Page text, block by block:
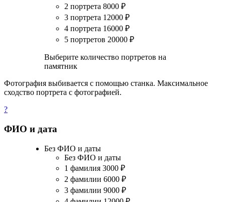
2 портрета 8000 ₽
3 портрета 12000 ₽
4 портрета 16000 ₽
5 портретов 20000 ₽
Выберите количество портретов на
памятник
Фотография выбивается с помощью станка. Максимальное
сходство портрета с фотографией.
?
ФИО и дата
Без ФИО и даты
Без ФИО и даты
1 фамилия 3000 ₽
2 фамилии 6000 ₽
3 фамилии 9000 ₽